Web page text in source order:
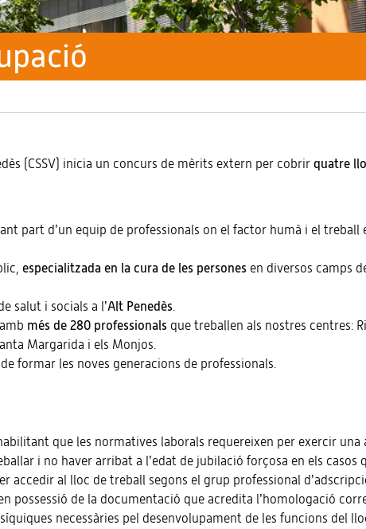
(CSSV) inicia un concurs de mèrits extern per cobrir quatre
part d’un equip de professionals on el factor humà i el treball
especialitzada en la cura de les persones en diversos camps
salut i socials a l’Alt Penedès
més de 280 professionals que treballen als nostres centres:
Margarida i els Monjos.
formar les noves generacions de professionals.
que les normatives laborals requereixen per exercir una
i no haver arribat a l’edat de jubilació forçosa en els casos
al lloc de treball segons el grup professional
possessió de la documentació que acredita l’homologació
necessàries pel desenvolupament de les funcions del